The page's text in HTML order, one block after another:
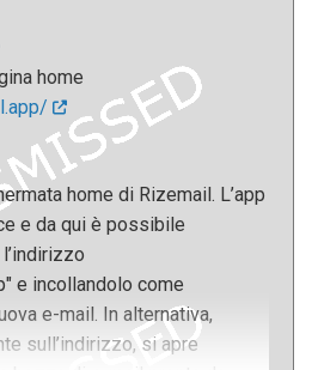
home
home di Rizemail. L’app
e da qui è possibile
e incollandolo come
e-mail. In alternativa,
sull’indirizzo, si apre